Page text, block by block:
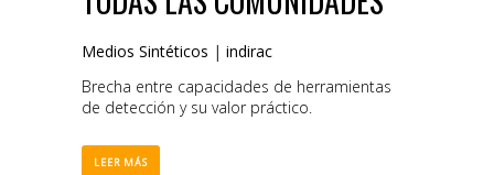
Medios Sintéticos | indirac
Brecha entre capacidades de herramientas
de detección y su valor práctico.
LEER MÁS